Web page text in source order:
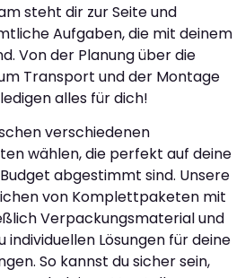
steht dir zur Seite und
Aufgaben, die mit deinem
Von der Planung über die
Transport und der Montage
alles für dich!
verschiedenen
wählen, die perfekt auf deine
abgestimmt sind. Unsere
von Komplettpaketen mit
Verpackungsmaterial und
individuellen Lösungen für deine
So kannst du sicher sein,